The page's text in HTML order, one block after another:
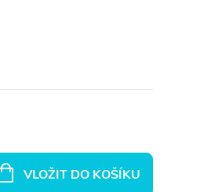
VLOŽIT DO KOŠÍKU